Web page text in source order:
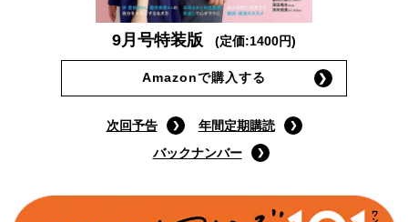
9月号特装版 (定価:1400円)
Amazonで購入する
次回予告
年間定期購読
バックナンバー